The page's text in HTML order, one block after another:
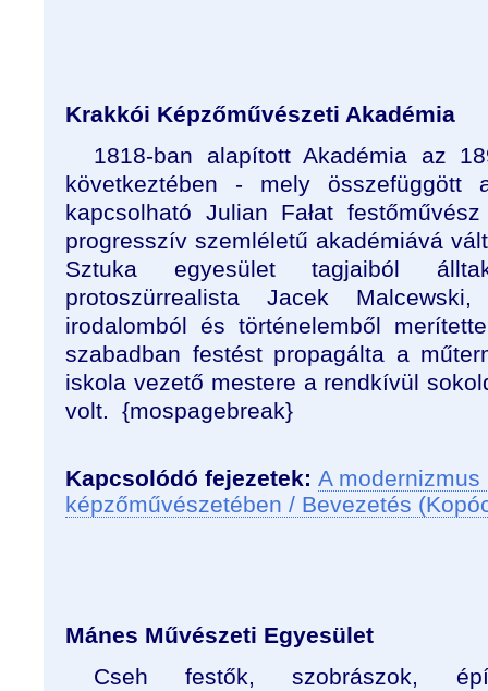
Krakkói Képzőművészeti Akadémia
1818-ban alapított Akadémia az
következtében - mely összefüggött
kapcsolható Julian Fałat
progresszív szemléletű akadémiává
Sztuka egyesület tagjaiból
protoszürrealista Jacek
irodalomból és történelemből
szabadban festést propagálta a
iskola vezető mestere a rendkívül
volt. {mospagebreak}
Kapcsolódó fejezetek: A
képzőművészetében / Bevezetés
Mánes Művészeti Egyesület
Cseh festők, szobrászok,